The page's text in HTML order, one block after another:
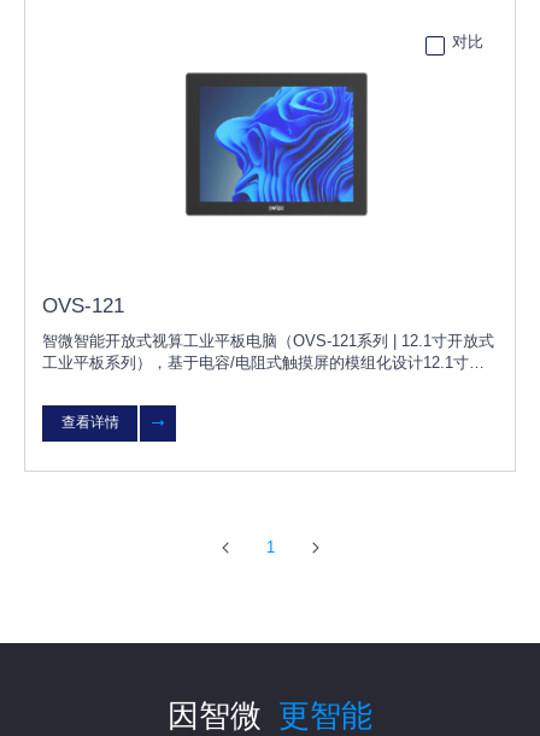
对比
OVS-121
智微智能开放式视算工业平板电脑（OVS-121系列 | 12.1寸开放式
工业平板系列），基于电容/电阻式触摸屏的模组化设计12.1寸的
户需求灵活选择不同配置，无需改变原有设计，更换OVS模块即
可快速升级或维护；产品可广泛用于智能工厂、风电、太阳能光
查看详情
1
因智微 更智能